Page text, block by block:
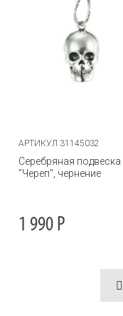
АРТИКУЛ 31145032
Серебряная подвеска
"Череп", чернение
1 990 Р